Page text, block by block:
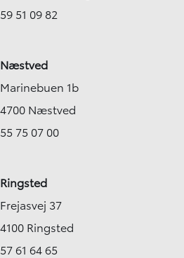
59 51 09 82
Næstved
Marinebuen 1b
4700 Næstved
55 75 07 00
Ringsted
Frejasvej 37
4100 Ringsted
57 61 64 65